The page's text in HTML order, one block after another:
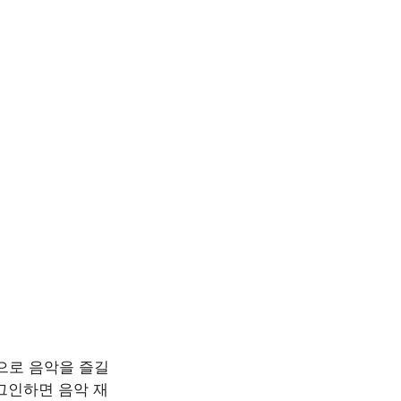
로 음악을 즐길
인하면 음악 재